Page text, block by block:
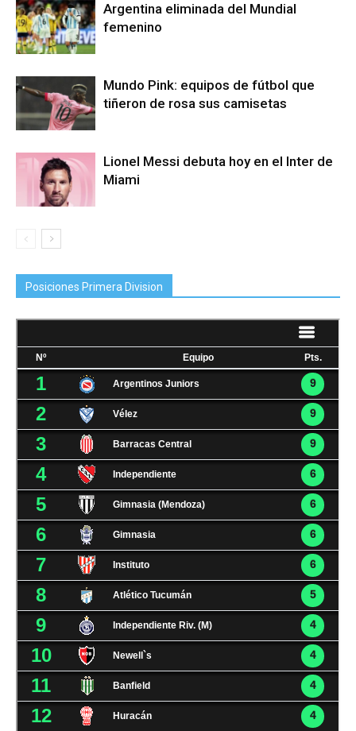
Argentina eliminada del Mundial
femenino
Mundo Pink: equipos de fútbol que
tiñeron de rosa sus camisetas
Lionel Messi debuta hoy en el Inter de
Miami
Posiciones Primera Division